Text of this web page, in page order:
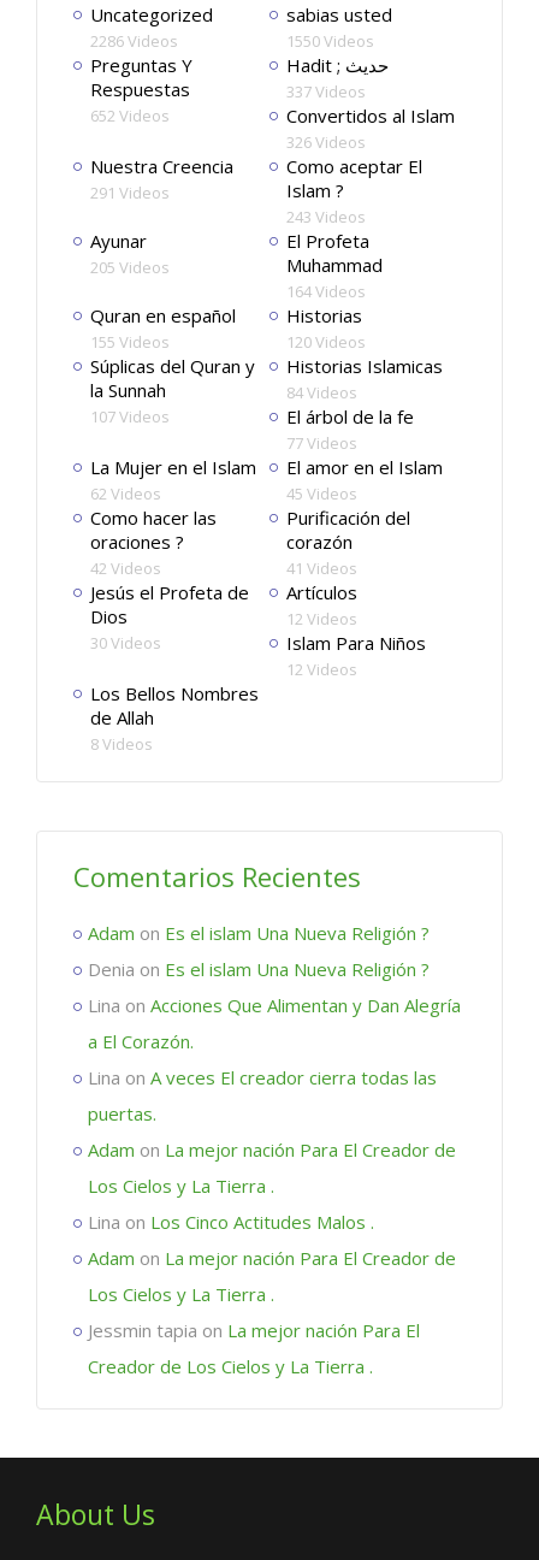
Uncategorized
2286 Videos
sabias usted
1550 Videos
Preguntas Y
Respuestas
652 Videos
Hadit ; حديث
337 Videos
Convertidos al Islam
326 Videos
Nuestra Creencia
291 Videos
Como aceptar El
Islam ?
243 Videos
Ayunar
205 Videos
El Profeta
Muhammad
164 Videos
Quran en español
155 Videos
Historias
120 Videos
Súplicas del Quran y
la Sunnah
107 Videos
Historias Islamicas
84 Videos
El árbol de la fe
77 Videos
La Mujer en el Islam
62 Videos
El amor en el Islam
45 Videos
Como hacer las
oraciones ?
42 Videos
Purificación del
corazón
41 Videos
Jesús el Profeta de
Dios
30 Videos
Artículos
12 Videos
Islam Para Niños
12 Videos
Los Bellos Nombres
de Allah
8 Videos
Comentarios Recientes
Adam on Es el islam Una Nueva Religión ?
Denia on Es el islam Una Nueva Religión ?
Lina on Acciones Que Alimentan y Dan Alegría
a El Corazón.
Lina on A veces El creador cierra todas las
puertas.
Adam on La mejor nación Para El Creador de
Los Cielos y La Tierra .
Lina on Los Cinco Actitudes Malos .
Adam on La mejor nación Para El Creador de
Los Cielos y La Tierra .
Jessmin tapia on La mejor nación Para El
Creador de Los Cielos y La Tierra .
About Us